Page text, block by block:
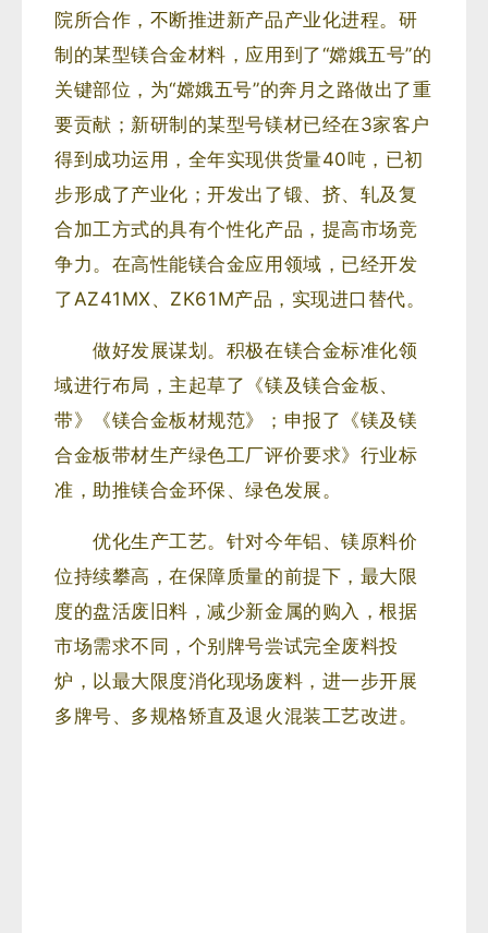
院所合作，不断推进新产品产业化进程。研
制的某型镁合金材料，应用到了“嫦娥五号”的
关键部位，为“嫦娥五号”的奔月之路做出了重
要贡献；新研制的某型号镁材已经在3家客户
得到成功运用，全年实现供货量40吨，已初
步形成了产业化；开发出了锻、挤、轧及复
合加工方式的具有个性化产品，提高市场竞
争力。在高性能镁合金应用领域，已经开发
了AZ41MX、ZK61M产品，实现进口替代。
做好发展谋划。积极在镁合金标准化领
域进行布局，主起草了《镁及镁合金板、
带》《镁合金板材规范》；申报了《镁及镁
合金板带材生产绿色工厂评价要求》行业标
准，助推镁合金环保、绿色发展。
优化生产工艺。针对今年铝、镁原料价
位持续攀高，在保障质量的前提下，最大限
度的盘活废旧料，减少新金属的购入，根据
市场需求不同，个别牌号尝试完全废料投
炉，以最大限度消化现场废料，进一步开展
多牌号、多规格矫直及退火混装工艺改进。